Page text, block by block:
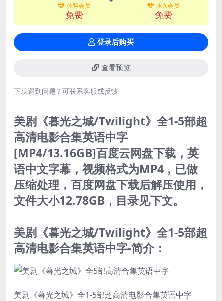
体验会员
免费
永久会员
免费
登录后购买
查看预览
下载遇到问题？可联系客服或反馈
美剧《暮光之城/Twilight》全1-5部超
高清电影合集英语中字
[MP4/13.16GB]百度云网盘下载， 英
语中文字幕，视频格式为MP4，已做
压缩处理，百度网盘下载后解压使用，
文件大小12.78GB，目录见下文。
美剧《暮光之城/Twilight》全1-5部超
高清电影合集英语中字-简介：
美剧《暮光之城》全1-5部超高清电影合集英语中字